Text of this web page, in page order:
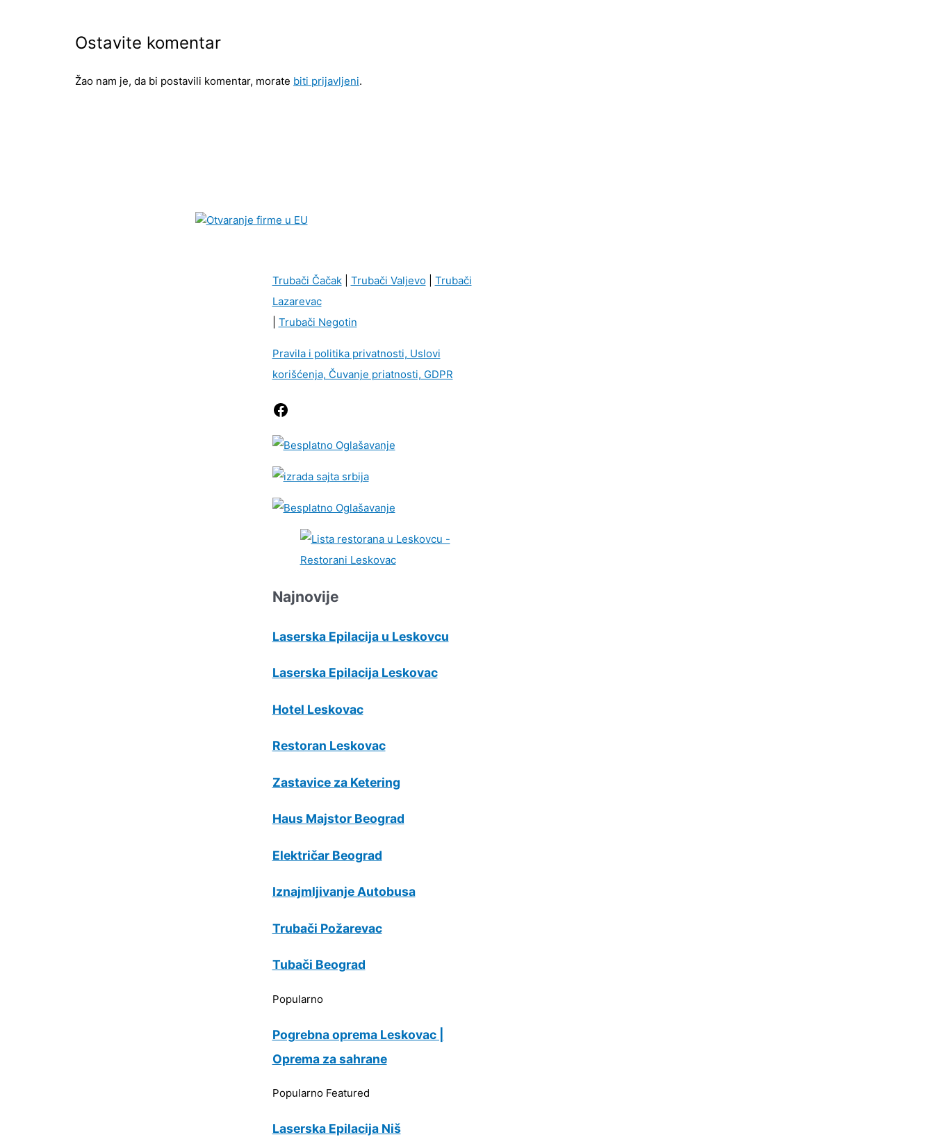
Ostavite komentar
Žao nam je, da bi postavili komentar, morate biti prijavljeni.
Trubači Čačak| Trubači Valjevo| Trubači
Lazarevac
Trubači Negotin
Pravila i politika privatnosti, Uslovi
korišćenja, Čuvanje priatnosti, GDPR
Najnovije
Laserska Epilacija u Leskovcu
Laserska Epilacija Leskovac
Hotel Leskovac
Restoran Leskovac
Zastavice za Ketering
Haus Majstor Beograd
Električar Beograd
Iznajmljivanje Autobusa
Trubači Požarevac
Tubači Beograd
Popularno
Pogrebna oprema Leskovac |
Oprema za sahrane
Popularno Featured
Laserska Epilacija Niš